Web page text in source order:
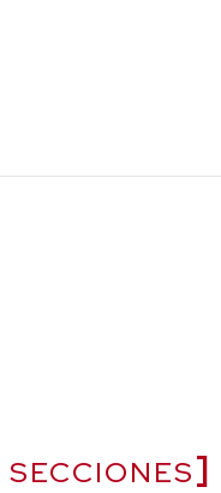
SECCIONES